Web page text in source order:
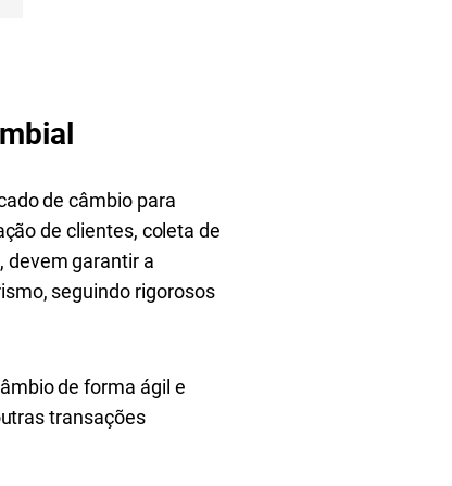
de câmbio para
de clientes, coleta de
devem garantir a
seguindo rigorosos
de forma ágil e
transações